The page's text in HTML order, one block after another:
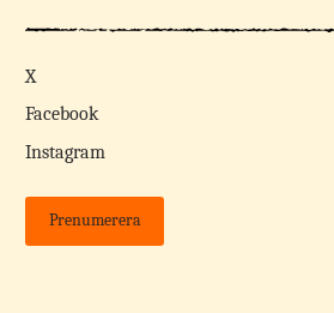
X
Facebook
Instagram
Prenumerera